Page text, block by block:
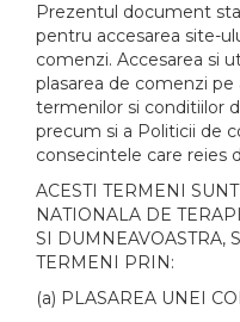
Prezentul document
pentru accesarea site-
comenzi. Accesarea si
plasarea de comenzi
termenilor si conditiilor
precum si a Politicii de
consecintele care reies
ACESTI TERMENI
NATIONALA DE
SI DUMNEAVOASTRA,
TERMENI PRIN:
(a) PLASAREA UNEI